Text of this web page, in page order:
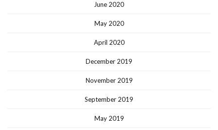
June 2020
May 2020
April 2020
December 2019
November 2019
September 2019
May 2019